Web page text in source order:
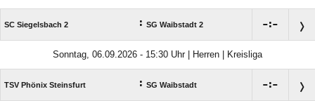
SC Siegelsbach 2 : SG Waibstadt 2 :
Sonntag, 06.09.2026 - 15:30 Uhr | Herren | Kreisliga
TSV Phönix Steinsfurt : SG Waibstadt :